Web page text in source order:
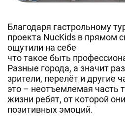
Благодаря гастрольному
проекта NucKids в прямом
ощутили на себе
что такое быть
Разные города, а значит
зрители, перелёт и другие
это – неотъемлемая часть
жизни ребят, от которой
позитивных эмоций.